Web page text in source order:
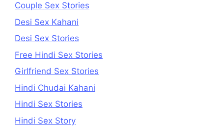
Couple Sex Stories
Desi Sex Kahani
Desi Sex Stories
Free Hindi Sex Stories
Girlfriend Sex Stories
Hindi Chudai Kahani
Hindi Sex Stories
Hindi Sex Story